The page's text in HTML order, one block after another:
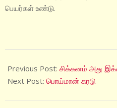
பெயர்கள் உண்டு.
08-
15
Previous Post: சிக்கனம் அது
Next Post: பொய்மான் கரடு